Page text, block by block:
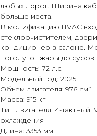
любых дорог. Ширина
больше места.
В модификацию HVAC
стеклоочистителем,
кондиционер в салоне.
погоду: от жары до
Мощность: 72 л.с.
Модельный год: 2025
Объем двигателя: 976 см³
Масса: 915 кг
Тип двигателя: 4-
охлаждения
Длина: 3353 мм